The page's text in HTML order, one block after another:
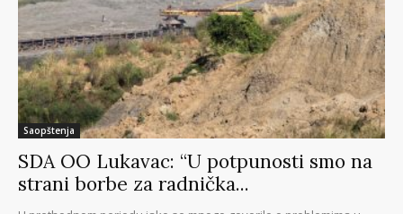
Saopštenja
SDA OO Lukavac: “U potpunosti smo na
strani borbe za radnička...